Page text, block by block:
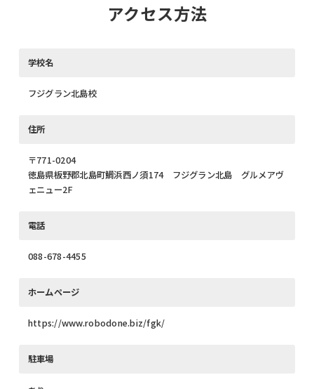
アクセス方法
学校名
フジグラン北島校
住所
〒771-0204
徳島県板野郡北島町鯛浜西ノ須174 フジグラン北島 グルメアヴ
ェニュー2F
電話
088-678-4455
ホームページ
https://www.robodone.biz/fgk/
駐車場